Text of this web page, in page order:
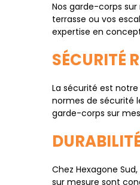
Nos garde-corps
terrasse ou vos
expertise en
SÉCURITÉ
La sécurité est
normes de sécurité
garde-corps sur
Chez Hexagone
sur mesure sont